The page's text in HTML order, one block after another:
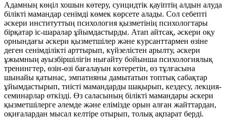
Адамның көңіл хошын көтеру, суицидтік қауіптің алдын алуда
білікті мамандар сенімді көмек көрсете алады. Сол себепті
әскери институттың психология қызметінің психологтары
бірқатар іс-шаралар ұйымдастырды. Атап айтсақ, әскери оқу
орнындағы әскери қызметшілер және курсанттармен өзіне
деген сенімділікті арттырып, күйзелістен арылту, әскери
ұжымның ауызбіршілігін нығайту бойынша психологиялық
тренингтер, өзін-өзі бағалауын көтеретін, өз тұлғасына
шынайы қатынас, эмпатияны дамытатын топтық сабақтар
ұйымдастырып, тиісті мамандарды шақырып, кездесу, лекция-
семинарлар өткізді. Өз саласының білікті мамандары әскери
қызметшілерге әлемде және елімізде орын алған жайттардан,
оқиғалардан мысал келтіре отырып, толық ақпарат берді.